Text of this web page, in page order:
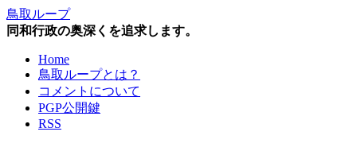
鳥取ループ
同和行政の奥深くを追求します。
Home
鳥取ループとは？
コメントについて
PGP公開鍵
RSS